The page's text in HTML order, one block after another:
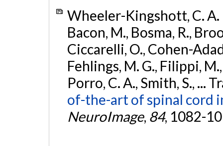
Wheeler-Kingshott, C. A.
Bacon, M., Bosma, R.,
Ciccarelli, O., Cohen-
Fehlings, M. G., Filippi,
Porro, C. A., Smith, S., ...
of-the-art of spinal cord
NeuroImage, 84, 1082-